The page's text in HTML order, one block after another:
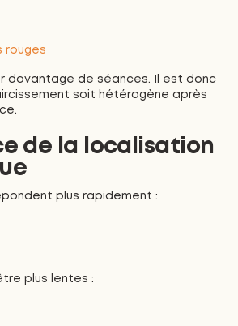
rouges
davantage de séances. Il est donc
soit hétérogène après
de la localisation
plus rapidement :
plus lentes :